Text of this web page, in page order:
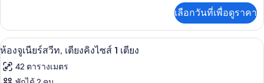
คิง
ไซส์
1
เตียง,
เกี่ยว
กับ
ห้อง
ท,
เตียง
เลือกวันที่เพื่อดูราคา
เปิด
ภาพถ่าย
ทั้งหมด
ห้องจูเนียร์สวีท, เตียงคิงไซส์ 1 เตียง
7
ห้องจูเนียร์สวีท, เตียงคิงไซส์ 1 เตียง
42 ตารางเมตร